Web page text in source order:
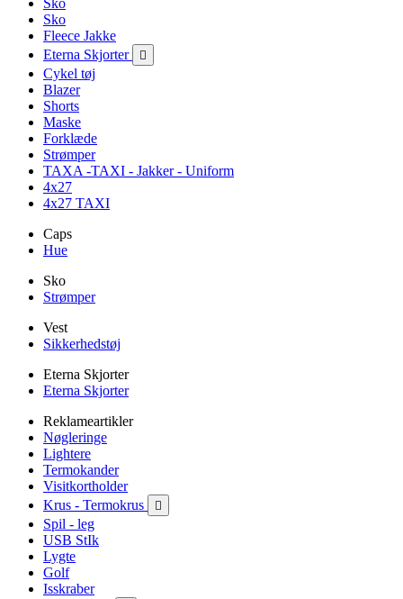
Sko
Sko
Fleece Jakke
Eterna Skjorter

Cykel tøj
Blazer
Shorts
Maske
Forklæde
Strømper
TAXA -TAXI - Jakker - Uniform
4x27
4x27 TAXI
Caps
Hue
Sko
Strømper
Vest
Sikkerhedstøj
Eterna Skjorter
Eterna Skjorter
Reklameartikler
Nøgleringe
Lightere
Termokander
Visitkortholder
Krus - Termokrus

Spil - leg
USB StIk
Lygte
Golf
Isskraber